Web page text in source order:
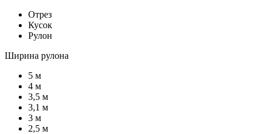
Отрез
Кусок
Рулон
Ширина рулона
5 м
4 м
3,5 м
3,1 м
3 м
2,5 м